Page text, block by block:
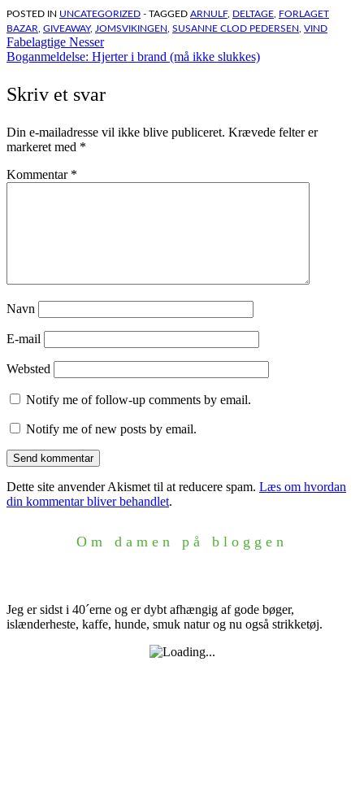
POSTED IN UNCATEGORIZED - TAGGED ARNULF, DELTAGE FORLAGET
BAZAR GIVEAWAY, JOMSVIKINGEN SUSANNE CLOD PEDERSEN VIND
Indlægsnavigation
Fabelagtige Nesser
Boganmeldelse: Hjerter i brand (må ikke slukkes)
Skriv et svar
Din e-mailadresse vil ikke blive publiceret. Krævede felter er
markeret med *
Kommentar *
Navn
E-mail
Websted
Notify me of follow-up comments by email.
Notify me of new posts by email.
Dette site anvender Akismet til at reducere spam. Læs om hvordan
din kommentar bliver behandlet.
Om damen på bloggen
Jeg er sidst i 40´erne og er dybt afhængig af gode bøger,
islænderheste, kaffe, hunde, smuk natur og nu også strikketøj.